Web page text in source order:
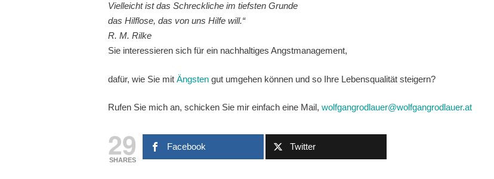
Vielleicht ist das Schreckliche im tiefsten Grunde
das Hilflose, das von uns Hilfe will.“
R. M. Rilke
Sie interessieren sich für ein nachhaltiges Angstmanagement,
dafür, wie Sie mitÄngsten gut umgehen können und so Ihre Lebensqualität steigern?
Rufen Sie mich an, schicken Sie mir einfach eine Mail,wolfgangrodlauer@wolfgangrodlauer.at
29
SHARES
Facebook Twitter